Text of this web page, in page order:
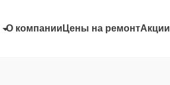
О компании Цены на ремонтАкции